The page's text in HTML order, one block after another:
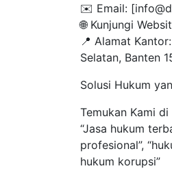
✉️ Email:
🌐 Kunjungi
📍 Alamat
Selatan, Banten
Solusi Hukum
Temukan Kami
“Jasa hukum
profesional”,
hukum korupsi”